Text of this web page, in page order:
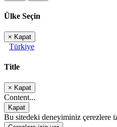
Ülke Seçin
× Kapat
Türkiye
Title
× Kapat
Content...
Kapat
Bu sitedeki deneyiminiz çerezlere